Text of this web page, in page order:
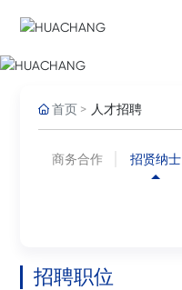
首页 人才招聘
商务合作 招贤纳士
招聘职位